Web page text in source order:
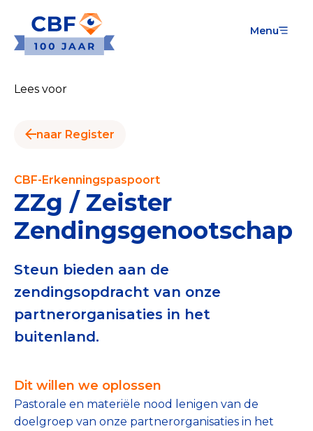
Menu
Goede Doelen
CBF-Erkenning aanvragen
Publiek
Veilig geven met het CBF-keurmerk
Check het CBF-keurmerk van een goed doel
Download de Geef Gerust Checklist
Tips bij doneren: zo geef je veilig
Betrouwbare data over goede doelen
CBF-publicaties
Lees voor
naar Register
CBF-Erkenningspaspoort
ZZg / Zeister
Zendingsgenootschap
Steun bieden aan de
zendingsopdracht van onze
partnerorganisaties in het
buitenland.
Dit willen we oplossen
Pastorale en materiële nood lenigen van de
doelgroep van onze partnerorganisaties in het